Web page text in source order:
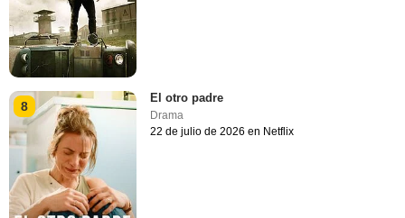
8
El otro padre
Drama
22 de julio de 2026 en Netflix